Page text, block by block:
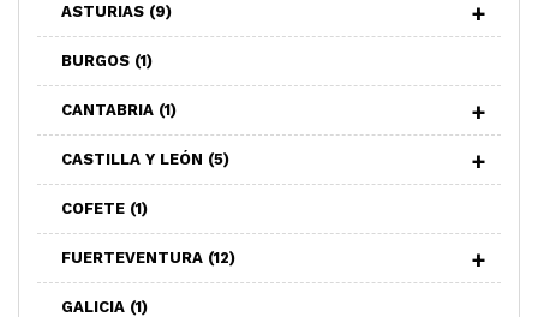
ASTURIAS (9)
BURGOS (1)
CANTABRIA (1)
CASTILLA Y LEÓN (5)
COFETE (1)
FUERTEVENTURA (12)
GALICIA (1)